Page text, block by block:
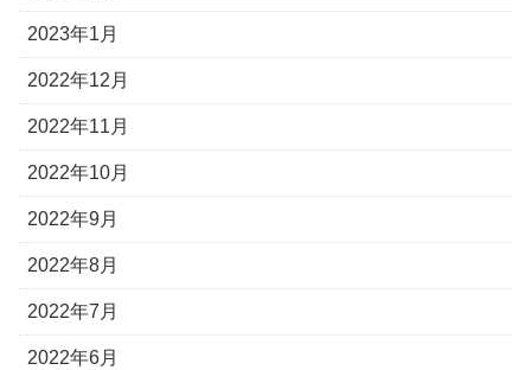
2023年1月
2022年12月
2022年11月
2022年10月
2022年9月
2022年8月
2022年7月
2022年6月